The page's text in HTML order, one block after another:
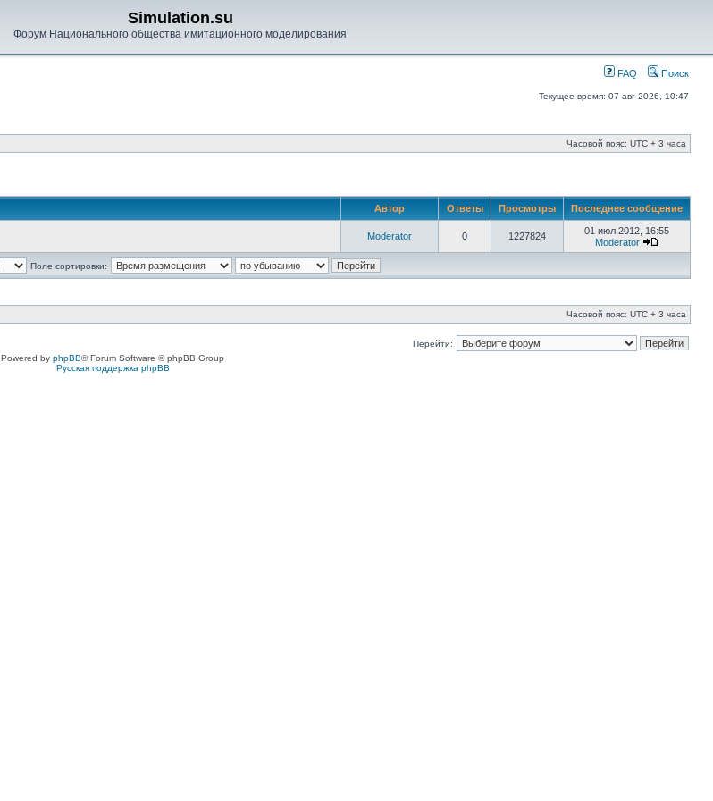
Simulation.su
Форум Национального общества имитационного моделирования
FAQ Поиск
Текущее время: 07 авг 2026, 10:47
Часовой пояс: UTC + 3 часа
Автор Ответы Просмотры Последнее сообщение
Moderator 0 1227824
01 июл 2012, 16:55
Moderator
Поле сортировки:
Часовой пояс: UTC + 3 часа
Перейти:
Powered by phpBB® Forum Software © phpBB Group
Русская поддержка phpBB